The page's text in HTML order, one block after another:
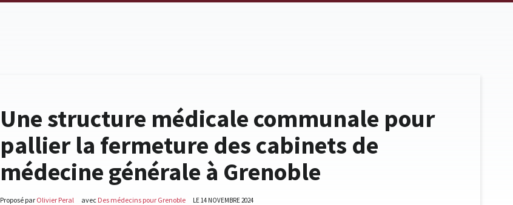
Une structure médicale communale pour
pallier la fermeture des cabinets de
médecine générale à Grenoble
Proposé par Olivier Peral avec Des médecins pour Grenoble LE 14 NOVEMBRE 2024